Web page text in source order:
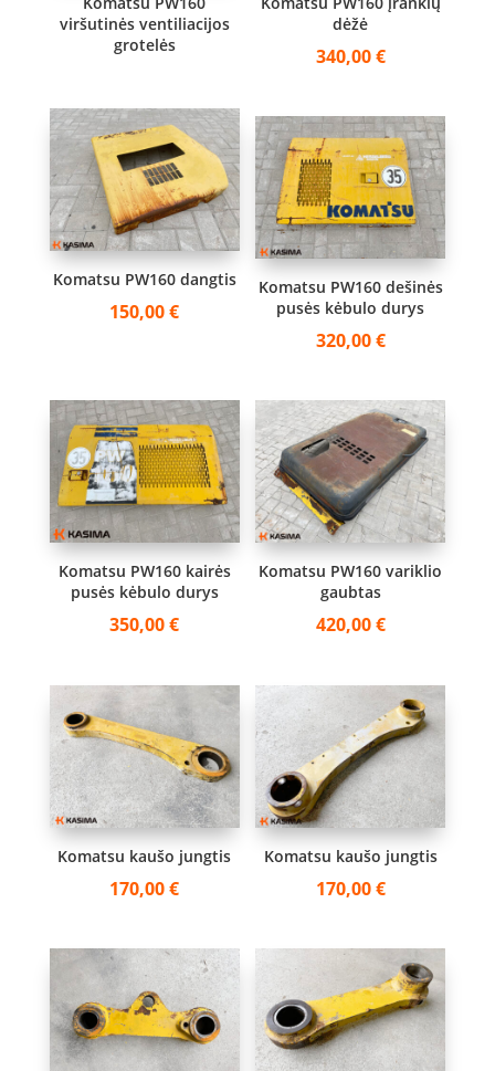
viršutinės ventiliacijos
grotelės
dėžė
340,00€
Komatsu PW160 dangtis
150,00€
Komatsu PW160 dešinės
pusės kėbulo durys
320,00€
Komatsu PW160 kairės
pusės kėbulo durys
350,00€
Komatsu PW160 variklio
gaubtas
420,00€
Komatsu kaušo jungtis
170,00€
Komatsu kaušo jungtis
170,00€